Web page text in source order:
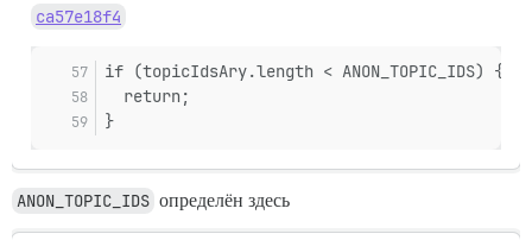
ca57e18f4
if (topicIdsAry.length < ANON_TOPIC_IDS) {
  return;
}
ANON_TOPIC_IDS определён здесь